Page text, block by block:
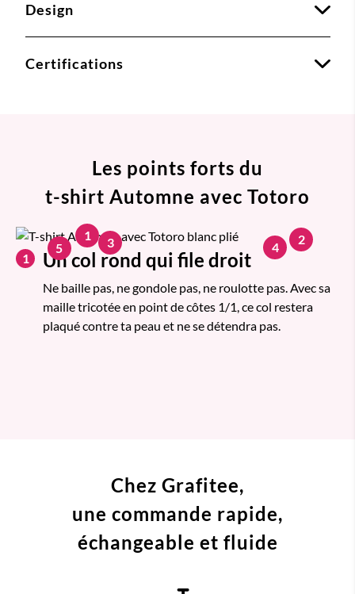
Design
Certifications
Les points forts du
t-shirt Automne avec Totoro
1 Un col rond qui file droit
Ne baille pas, ne gondole pas, ne roulotte pas. Avec sa
maille tricotée en point de côtes 1/1, ce col restera
plaqué contre ta peau et ne se détendra pas.
1 2
3 4
5
Chez Grafitee,
une commande rapide,
échangeable et fluide